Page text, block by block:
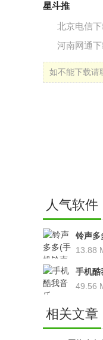
星斗推
北京电信下
河南网通下
如不能下载请
人气软件
铃声多
声软件
13.88
手机酷
49.56
相关文章